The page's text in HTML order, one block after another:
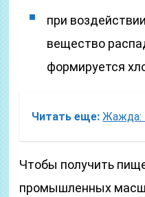
при
вещество
формируется
Читать еще: Жажда:
Чтобы получить
промышленных